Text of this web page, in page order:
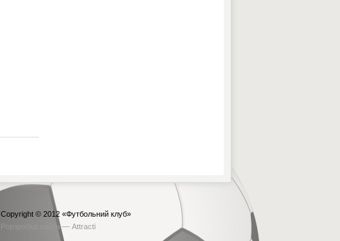
Copyright © 2012 «Футбольний клуб»
Рорзробка сайта — Attracti